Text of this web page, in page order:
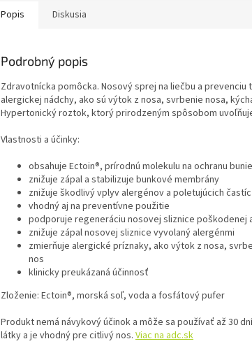
Popis Diskusia
Podrobný popis
Zdravotnícka pomôcka. Nosový sprej na liečbu a
alergickej nádchy, ako sú výtok z nosa, svrbenie nosa,
Hypertonický roztok, ktorý prirodzeným spôsobom
Vlastnosti a účinky:
obsahuje Ectoin®, prírodnú molekulu na ochranu
znižuje zápal a stabilizuje bunkové membrány
znižuje škodlivý vplyv alergénov a poletujúcich častíc
vhodný aj na preventívne použitie
podporuje regeneráciu nosovej sliznice poškodenej
znižuje zápal nosovej sliznice vyvolaný alergénmi
zmierňuje alergické príznaky, ako výtok z nosa,
nos
klinicky preukázaná účinnosť
Zloženie: Ectoin®, morská soľ, voda a fosfátový pufer
Produkt nemá návykový účinok a môže sa používať až 30
látky a je vhodný pre citlivý nos. Viac na adc.sk